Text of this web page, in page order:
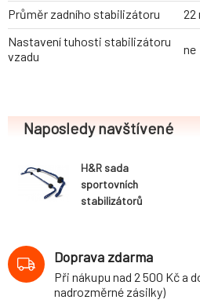
Průměr zadního stabilizátoru
22
Nastavení tuhosti stabilizátoru
vzadu
ne
Naposledy navštívené
H&R sada
sportovních
stabilizátorů
(B,S93) B, B GSI,
2WD, r.v. 03/93-
00, průměr 26
mm/22 mm
Doprava zdarma
Při nákupu nad 2 500 Kč a
nadrozměrné zásilky)